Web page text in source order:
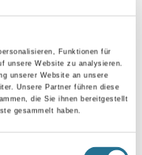
Funktionen für
unsere Website zu analysieren.
unserer Website an unsere
Unsere Partner führen diese
die Sie ihnen bereitgestellt
gesammelt haben.